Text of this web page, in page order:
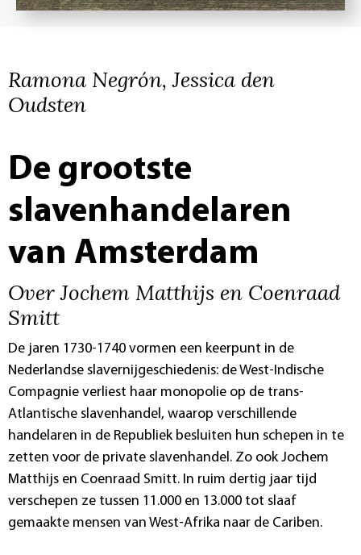
Ramona Negrón, Jessica den
Oudsten
De grootste
slavenhandelaren
van Amsterdam
Over Jochem Matthijs en Coenraad
Smitt
De jaren 1730-1740 vormen een keerpunt in de
Nederlandse slavernijgeschiedenis: de West-Indische
Compagnie verliest haar monopolie op de trans-
Atlantische slavenhandel, waarop verschillende
handelaren in de Republiek besluiten hun schepen in te
zetten voor de private slavenhandel. Zo ook Jochem
Matthijs en Coenraad Smitt. In ruim dertig jaar tijd
verschepen ze tussen 11.000 en 13.000 tot slaaf
gemaakte mensen van West-Afrika naar de Cariben.